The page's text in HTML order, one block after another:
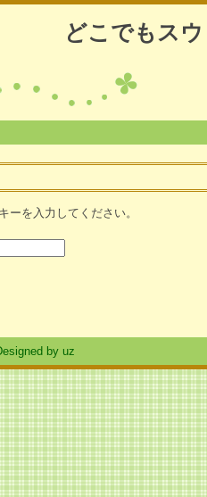
どこでもス
ーを入力してください。
by uz